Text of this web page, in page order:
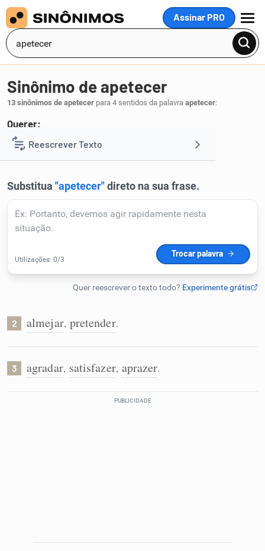
Assinar PRO
MENU
Reescrever Texto
Corrigir Texto
Humanizador de IA
Conexões
Sinônimo de apetecer
13 sinônimos de apetecer para 4 sentidos da palavra apetecer:
Querer:
1 desejar.
2 almejar, pretender.
3 agradar, satisfazer, aprazer.